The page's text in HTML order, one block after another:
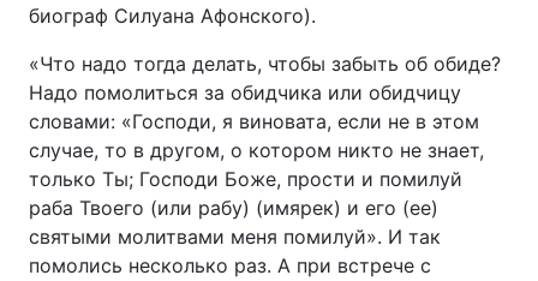
биограф Силуана Афонского).
«Что надо тогда делать, чтобы забыть об обиде?
Надо помолиться за обидчика или обидчицу
словами: «Господи, я виновата, если не в этом
случае, то в другом, о котором никто не знает,
только Ты; Господи Боже, прости и помилуй
раба Твоего (или рабу) (имярек) и его (ее)
святыми молитвами меня помилуй». И так
помолись несколько раз. А при встрече с